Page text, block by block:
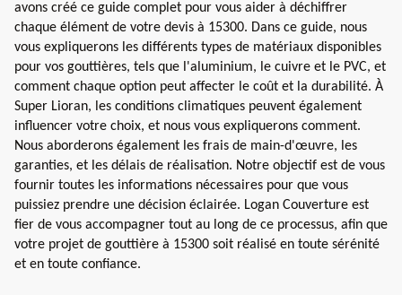
avons créé ce guide complet pour vous aider à déchiffrer
chaque élément de votre devis à 15300. Dans ce guide, nous
vous expliquerons les différents types de matériaux disponibles
pour vos gouttières, tels que l'aluminium, le cuivre et le PVC, et
comment chaque option peut affecter le coût et la durabilité. À
Super Lioran, les conditions climatiques peuvent également
influencer votre choix, et nous vous expliquerons comment.
Nous aborderons également les frais de main-d'œuvre, les
garanties, et les délais de réalisation. Notre objectif est de vous
fournir toutes les informations nécessaires pour que vous
puissiez prendre une décision éclairée. Logan Couverture est
fier de vous accompagner tout au long de ce processus, afin que
votre projet de gouttière à 15300 soit réalisé en toute sérénité
et en toute confiance.